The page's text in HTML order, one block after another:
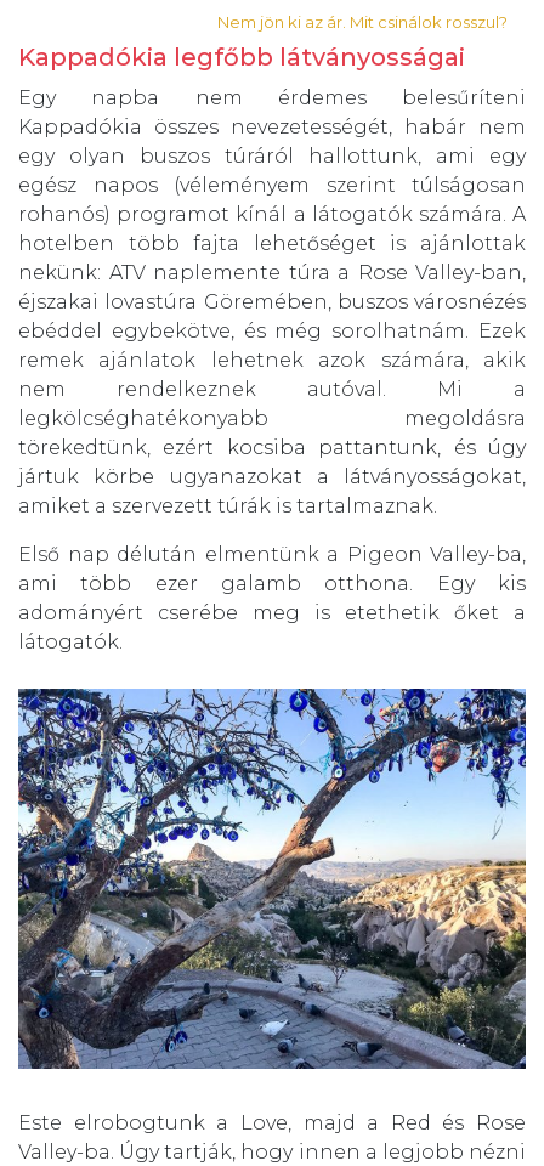
Nem jön ki az ár. Mit csinálok rosszul?
Kappadókia legfőbb látványosságai
Egy napba nem érdemes belesűríteni
Kappadókia összes nevezetességét, habár nem
egy olyan buszos túráról hallottunk, ami egy
egész napos (véleményem szerint túlságosan
rohanós) programot kínál a látogatók számára. A
hotelben több fajta lehetőséget is ajánlottak
nekünk: ATV naplemente túra a Rose Valley-ban,
éjszakai lovastúra Göremében, buszos városnézés
ebéddel egybekötve, és még sorolhatnám. Ezek
remek ajánlatok lehetnek azok számára, akik
nem rendelkeznek autóval. Mi a
legkölcséghatékonyabb megoldásra
törekedtünk, ezért kocsiba pattantunk, és úgy
jártuk körbe ugyanazokat a látványosságokat,
amiket a szervezett túrák is tartalmaznak.
Első nap délután elmentünk a Pigeon Valley-ba,
ami több ezer galamb otthona. Egy kis
adományért cserébe meg is etethetik őket a
látogatók.
Este elrobogtunk a Love, majd a Red és
Rose
Valley-ba. Úgy tartják, hogy innen a legjobb nézni